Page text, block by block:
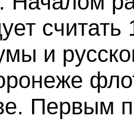
и
Первым